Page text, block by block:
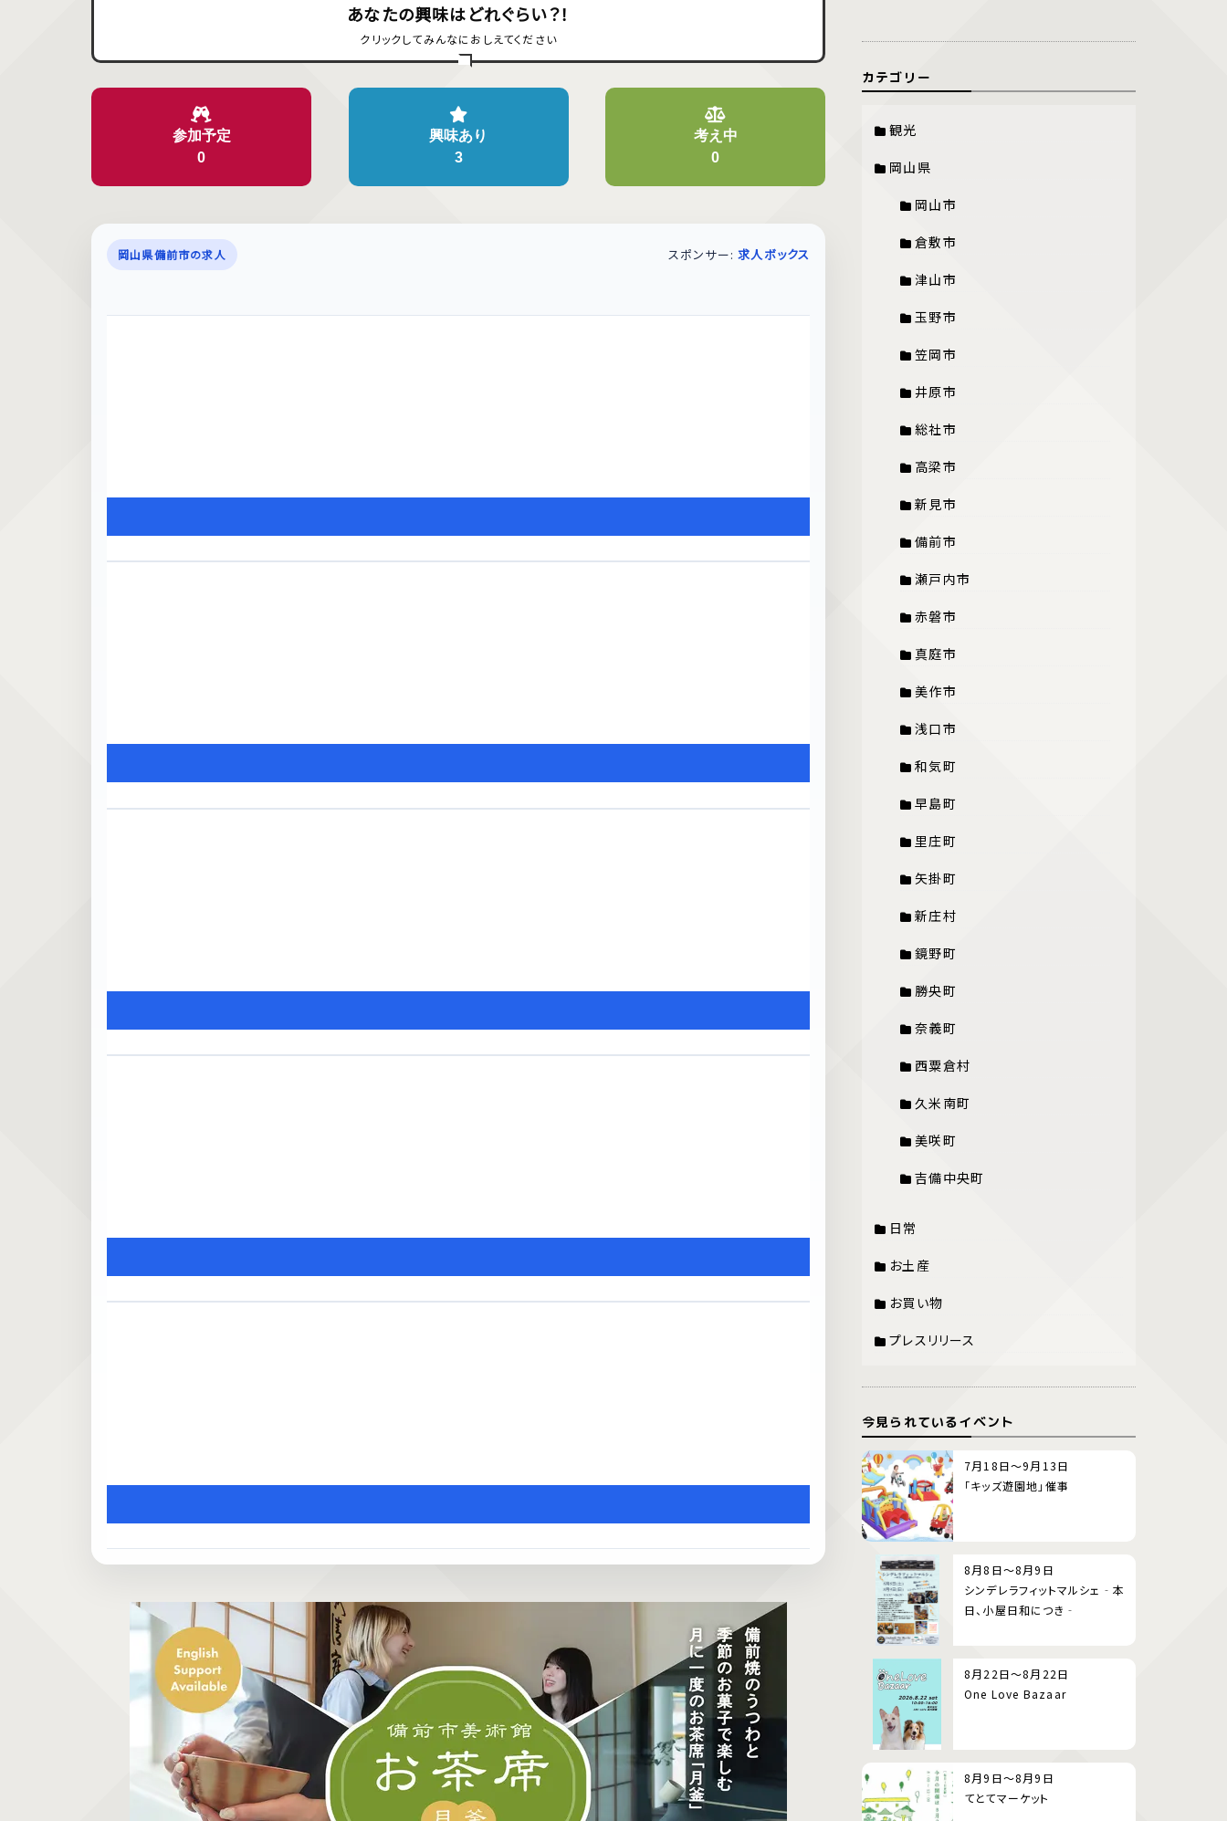
あなたの興味はどれぐらい？！
クリックしてみんなにおしえてください
参加予定
0
興味あり
3
考え中
0
岡山県備前市の求人 スポンサー:求人ボックス
カテゴリー
観光
岡山県
岡山市
倉敷市
津山市
玉野市
笠岡市
井原市
総社市
高梁市
新見市
備前市
瀬戸内市
赤磐市
真庭市
美作市
浅口市
和気町
早島町
里庄町
矢掛町
新庄村
鏡野町
勝央町
奈義町
西粟倉村
久米南町
美咲町
吉備中央町
日常
お土産
お買い物
プレスリリース
今見られているイベント
7月18日～9月13日
「キッズ遊園地」催事
8月8日～8月9日
シンデレラフィットマルシェ‐本
日、小屋日和につき‐
8月22日～8月22日
One Love Bazaar
8月9日～8月9日
てとてマーケット